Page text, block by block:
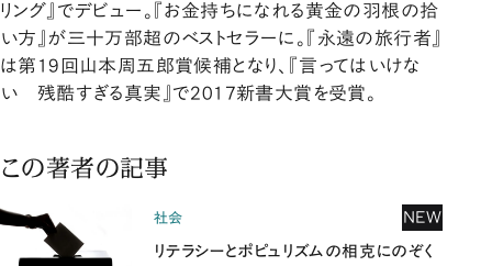
リング』でデビュー。『お金持ちになれる黄金の羽根の拾
い方』が三十万部超のベストセラーに。『永遠の旅行者』
は第19回山本周五郎賞候補となり、『言ってはいけな
い 残酷すぎる真実』で2017新書大賞を受賞。
この著者の記事
社会 NEW
リテラシーとポピュリズムの相克にのぞく